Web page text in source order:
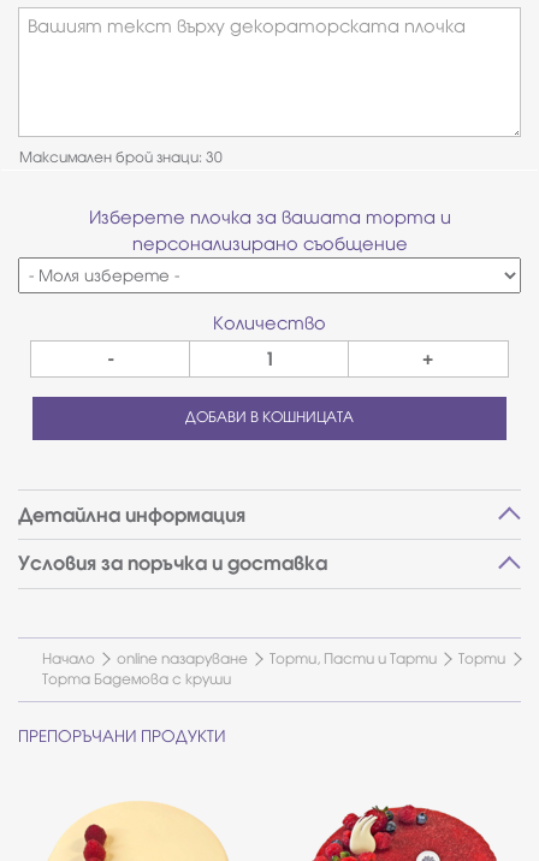
Вашият текст върху декораторската плочка
Максимален брой знаци: 30
Изберете плочка за вашата торта и
персонализирано съобщение
Количество
- +
ДОБАВИ В КОШНИЦАТА
Детайлна информация
Условия за поръчка и доставка
Начало online пазаруване Торти, Пасти и Тарти
Торти
Торта Бадемова с круши
ПРЕПОРЪЧАНИ ПРОДУКТИ